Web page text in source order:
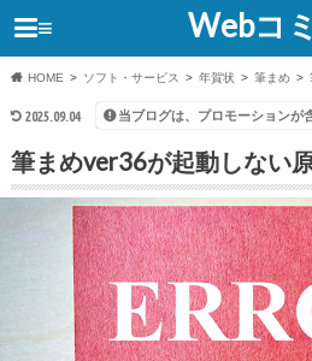
Webコ
≡
HOME ソフト・サービス 年賀状 筆まめ
2025.09.04 当ブログは、プロモーションが
筆まめver36が起動しない